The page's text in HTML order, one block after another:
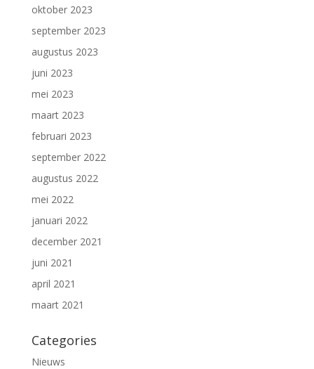
oktober 2023
september 2023
augustus 2023
juni 2023
mei 2023
maart 2023
februari 2023
september 2022
augustus 2022
mei 2022
januari 2022
december 2021
juni 2021
april 2021
maart 2021
Categories
Nieuws